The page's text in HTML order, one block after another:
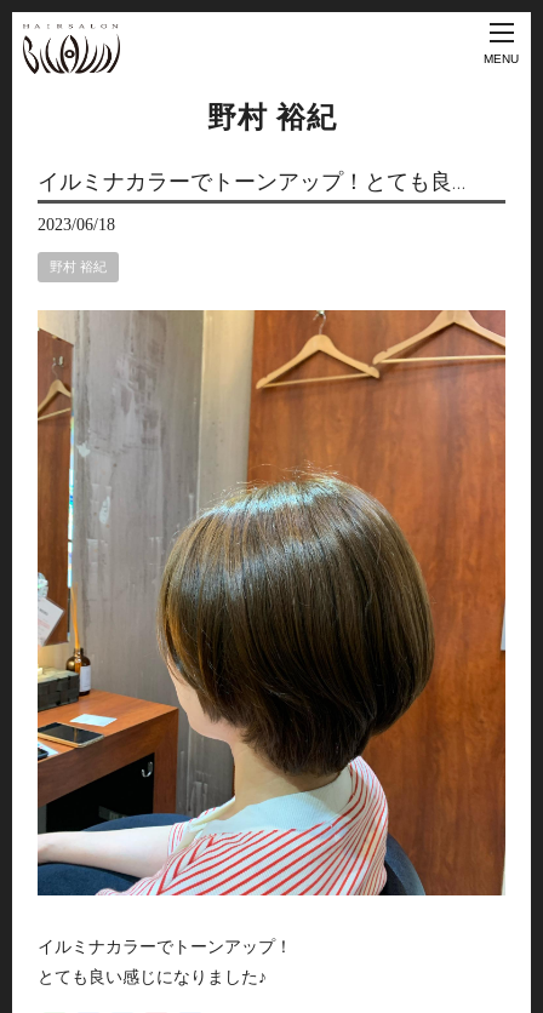
MENU
野村 裕紀
イルミナカラーでトーンアップ！とても良…
2023/06/18
野村 裕紀
イルミナカラーでトーンアップ！
とても良い感じになりました♪